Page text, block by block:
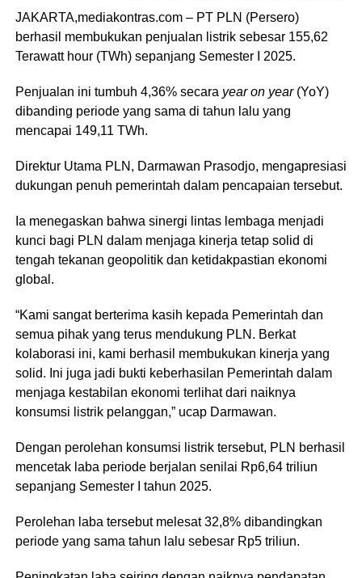
JAKARTA,mediakontras.com – PT PLN (Persero)
berhasil membukukan penjualan listrik sebesar 155,62
Terawatt hour (TWh) sepanjang Semester I 2025.
Penjualan ini tumbuh 4,36% secara year on year(YoY)
dibanding periode yang sama di tahun lalu yang
mencapai 149,11 TWh.
Direktur Utama PLN, Darmawan Prasodjo, mengapresiasi
dukungan penuh pemerintah dalam pencapaian tersebut.
Ia menegaskan bahwa sinergi lintas lembaga menjadi
kunci bagi PLN dalam menjaga kinerja tetap solid di
tengah tekanan geopolitik dan ketidakpastian ekonomi
global.
“Kami sangat berterima kasih kepada Pemerintah dan
semua pihak yang terus mendukung PLN. Berkat
kolaborasi ini, kami berhasil membukukan kinerja yang
solid. Ini juga jadi bukti keberhasilan Pemerintah dalam
menjaga kestabilan ekonomi terlihat dari naiknya
konsumsi listrik pelanggan,” ucap Darmawan.
Dengan perolehan konsumsi listrik tersebut, PLN berhasil
mencetak laba periode berjalan senilai Rp6,64 triliun
sepanjang Semester I tahun 2025.
Perolehan laba tersebut melesat 32,8% dibandingkan
periode yang sama tahun lalu sebesar Rp5 triliun.